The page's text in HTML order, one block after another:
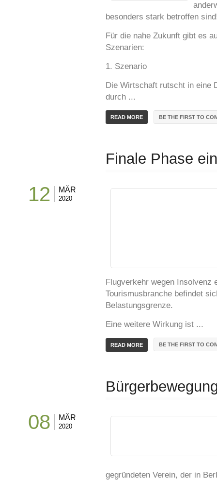
besonders stark betroffen
Für die nahe Zukunft gibt es
Szenarien:
1. Szenario
Die Wirtschaft rutscht in eine
durch ...
READ MORE BE THE FIRST TO
Finale Phase
12 MÄR
2020
Flugverkehr wegen Insolvenz
Tourismusbranche befindet
Belastungsgrenze.
Eine weitere Wirkung ist ...
READ MORE BE THE FIRST TO
08 MÄR
2020
gegründeten Verein, der in